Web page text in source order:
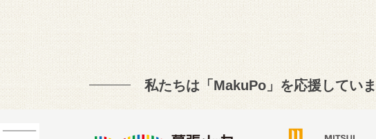
私たちは「MakuPo」を応援してい